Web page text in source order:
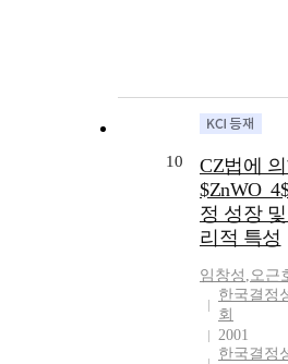
10
CZ법에
정 성장
리적 특성
임창성 ,오근
한국결정
회
2001
한국결정